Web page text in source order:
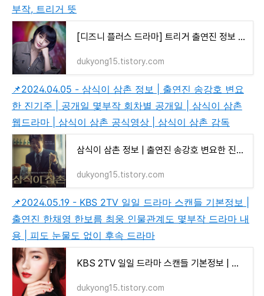
부작, 트리거 뜻
[디즈니 플러스 드라마] 트리거 출연진 정보 | 인물 관계도, 등장인물 김혜수 정성일 주종혁 | 드
dukyong15.tistory.com
📌2024.04.05 - 삼식이 삼촌 정보 | 출연진 송강호 변요
한 진기주 | 공개일 몇부작 회차별 공개일 | 삼식이 삼촌
웹드라마 | 삼식이 삼촌 공식영상 | 삼식이 삼촌 감독
삼식이 삼촌 정보 | 출연진 송강호 변요한 진기주 | 공개일 몇부작 회차별 공개일 | 삼식이 삼촌
dukyong15.tistory.com
📌2024.05.19 - KBS 2TV 일일 드라마 스캔들 기본정보 |
출연진 한채영 한보름 최웅 인물관계도 몇부작 드라마 내
용 | 피도 눈물도 없이 후속 드라마
KBS 2TV 일일 드라마 스캔들 기본정보 | 출연진 한채영 한보름 최웅 인물관계도 몇부작 드라마 내
dukyong15.tistory.com